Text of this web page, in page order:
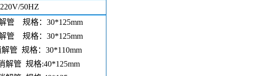
220V/50HZ
管 规格：30*125mm
管 规格：30*125mm
解管 规格：30*110mm
解管 规格:40*125mm